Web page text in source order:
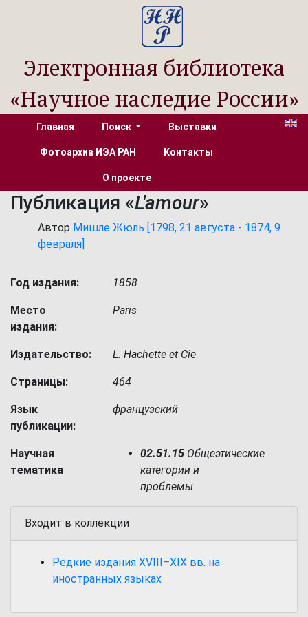
Электронная библиотека
«Научное наследие России»
Главная Поиск Выставки
Фотоархив ИЭА РАН Контакты
О проекте
Публикация «L'amour»
Автор Мишле Жюль [1798, 21 августа - 1874, 9
февраля]
Год издания: 1858
Место
издания:
Paris
Издательство: L. Hachette et Cie
Страницы: 464
Язык
публикации:
французский
Научная
тематика
02.51.15 Общеэтические
категории и
проблемы
Входит в коллекции
Редкие издания XVIII–XIX вв. на
иностранных языках